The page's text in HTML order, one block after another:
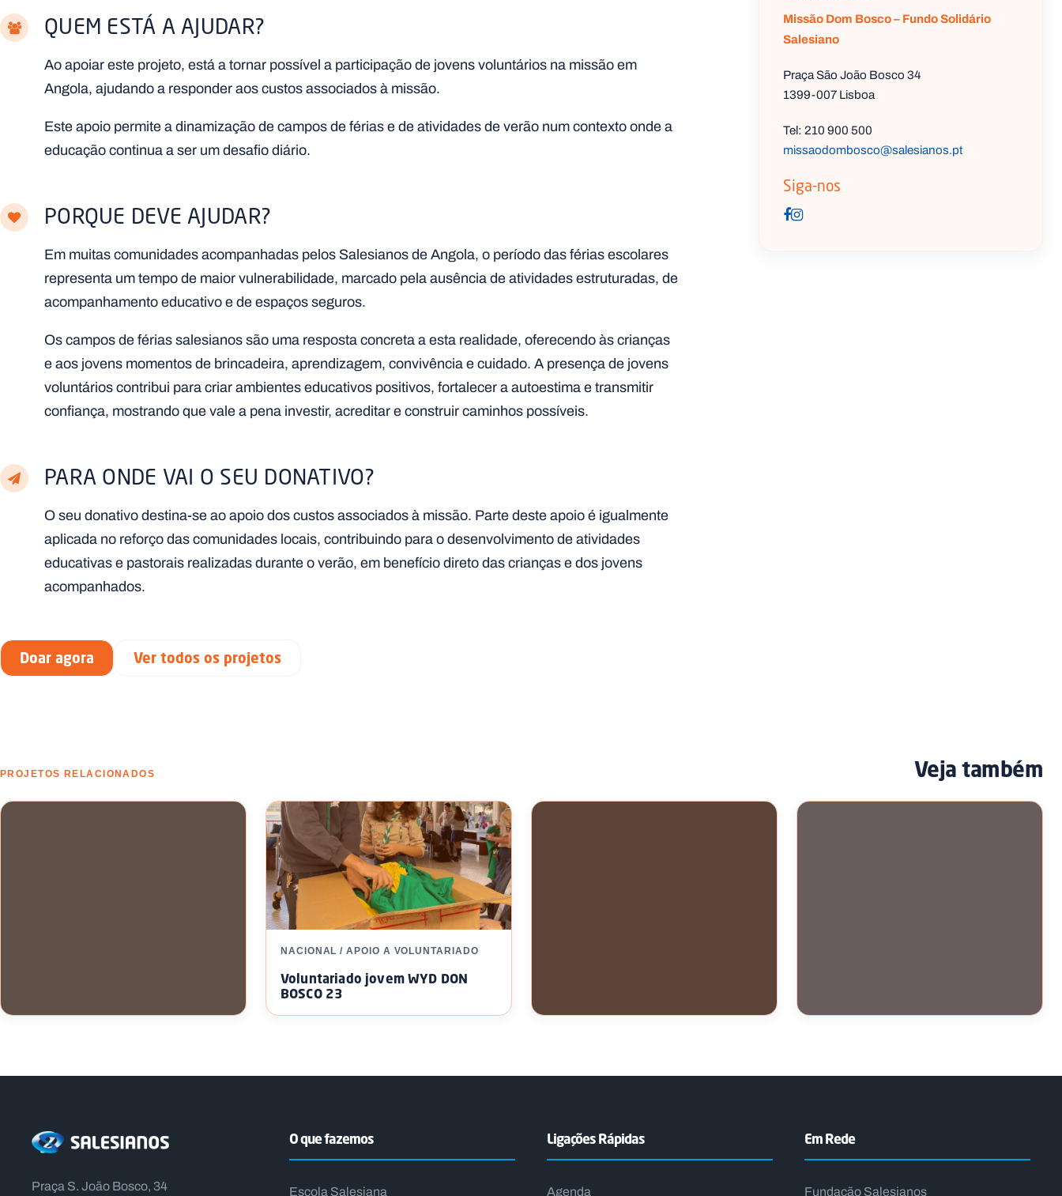
QUEM ESTÁ A AJUDAR?
Ao apoiar este projeto, está a tornar possível a participação de jovens voluntários na missão em
Angola, ajudando a responder aos custos associados à missão.
Este apoio permite a dinamização de campos de férias e de atividades de verão num contexto onde a
educação continua a ser um desafio diário.
PORQUE DEVE AJUDAR?
Em muitas comunidades acompanhadas pelos Salesianos de Angola, o período das férias escolares
representa um tempo de maior vulnerabilidade, marcado pela ausência de atividades estruturadas, de
acompanhamento educativo e de espaços seguros.
Os campos de férias salesianos são uma resposta concreta a esta realidade, oferecendo às crianças
e aos jovens momentos de brincadeira, aprendizagem, convivência e cuidado. A presença de jovens
voluntários contribui para criar ambientes educativos positivos, fortalecer a autoestima e transmitir
confiança, mostrando que vale a pena investir, acreditar e construir caminhos possíveis.
PARA ONDE VAI O SEU DONATIVO?
O seu donativo destina-se ao apoio dos custos associados à missão. Parte deste apoio é igualmente
aplicada no reforço das comunidades locais, contribuindo para o desenvolvimento de atividades
educativas e pastorais realizadas durante o verão, em benefício direto das crianças e dos jovens
acompanhados.
Doar agora Ver todos os projetos
Missão Dom Bosco – Fundo Solidário
Salesiano
Praça São João Bosco 34
1399-007 Lisboa
Tel: 210 900 500
missaodombosco@salesianos.pt
Siga-nos
PROJETOS RELACIONADOS Veja também
Jovens em Missão – México
NACIONAL / APOIO A VOLUNTARIADO
Voluntariado jovem WYD DON
BOSCO 23
Jovens em Missão – Moçambique Jovens em Missão – Cabo Verde
Praça S. João Bosco, 34
O que fazemos
Escola Salesiana
Ligações Rápidas
Agenda
Em Rede
Fundação Salesianos